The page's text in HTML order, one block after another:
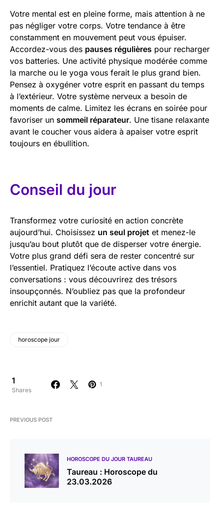
Votre mental est en pleine forme, mais attention à ne
pas négliger votre corps. Votre tendance à être
constamment en mouvement peut vous épuiser.
Accordez-vous des pauses régulières pour recharger
vos batteries. Une activité physique modérée comme
la marche ou le yoga vous ferait le plus grand bien.
Pensez à oxygéner votre esprit en passant du temps
à l’extérieur. Votre système nerveux a besoin de
moments de calme. Limitez les écrans en soirée pour
favoriser un sommeil réparateur. Une tisane relaxante
avant le coucher vous aidera à apaiser votre esprit
toujours en ébullition.
Conseil du jour
Transformez votre curiosité en action concrète
aujourd’hui. Choisissez un seul projet et menez-le
jusqu’au bout plutôt que de disperser votre énergie.
Votre plus grand défi sera de rester concentré sur
l’essentiel. Pratiquez l’écoute active dans vos
conversations : vous découvrirez des trésors
insoupçonnés. N’oubliez pas que la profondeur
enrichit autant que la variété.
horoscope jour
1
Shares
1
PREVIOUS POST
HOROSCOPE DU JOUR TAUREAU
Taureau : Horoscope du
23.03.2026